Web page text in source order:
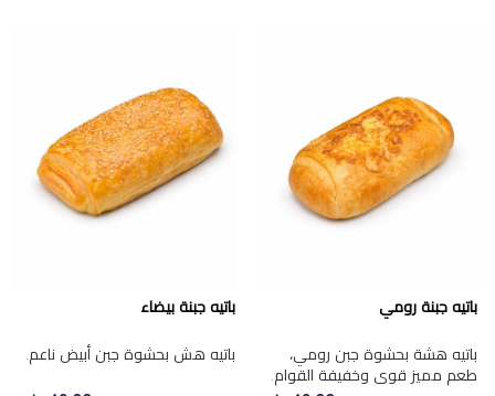
باتيه جبنة رومي
باتيه هشة بحشوة جبن رومي،
طعم مميز قوي وخفيفة القوام.
باتيه جبنة بيضاء
باتيه هش بحشوة جبن أبيض ناعم.